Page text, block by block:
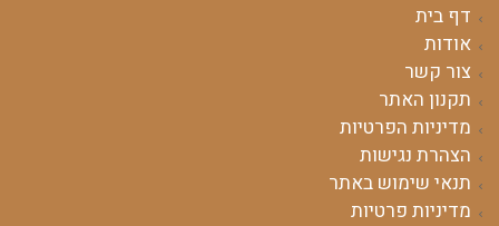
דף בית
אודות
צור קשר
תקנון האתר
מדיניות הפרטיות
הצהרת נגישות
תנאי שימוש באתר
מדיניות פרטיות